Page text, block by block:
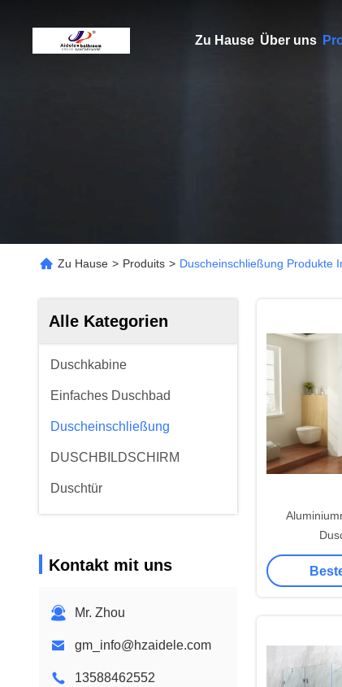
Zu Hause Über uns
Zu Hause > Produits > Duscheinschließung Produkte
Alle Kategorien
Duschkabine
Einfaches Duschbad
Duscheinschließung
DUSCHBILDSCHIRM
Duschtür
Kontakt mit uns
Mr. Zhou
gm_info@hzaidele.com
13588462552